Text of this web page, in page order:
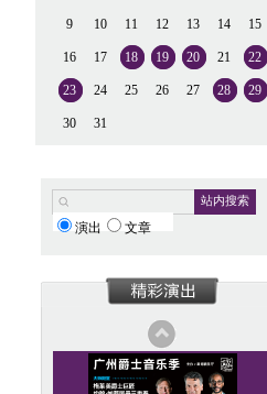
9 10 11 12 13 14 15
16 17 18 19 20 21 22
23 24 25 26 27 28 29
30 31
站内搜索
演出 文章